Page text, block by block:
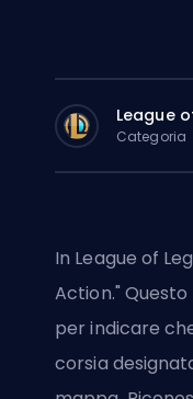
League
Categoria
In League of
Action."
per indicare
corsia